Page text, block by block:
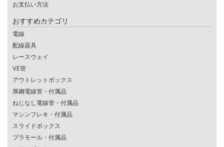
お支払い方法
おすすめカテゴリ
電線
配線器具
レースウェイ
VE管
アウトレットボックス
厚鋼電線管・付属品
ねじなし電線管・付属品
マシンフレキ・付属品
スライドボックス
プラモール・付属品